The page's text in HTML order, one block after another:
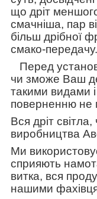
що дріт
смачніша, пар
більш дрібної
смако-передачу.
Перед
чи зможе Ваш
такими видами і
поверненню не
Вся дріт
виробництва
Ми
сприяють
витка, вся
нашими